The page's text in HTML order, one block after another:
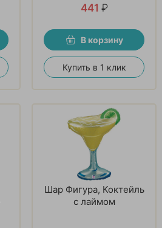
441 ₽
В корзину
Купить в 1 клик
Шар Фигура, Коктейль
с лаймом